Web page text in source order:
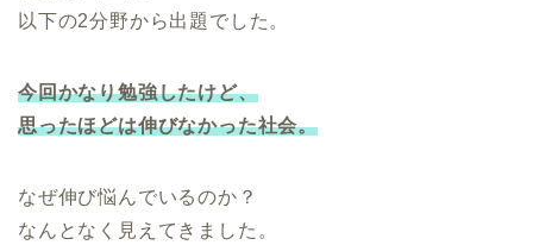
以下の2分野から出題でした。
今回かなり勉強したけど、
思ったほどは伸びなかった社会。
なぜ伸び悩んでいるのか？
なんとなく見えてきました。